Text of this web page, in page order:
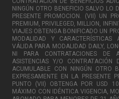
NINGÚN OTRO BENEFICIO SALVO LO
PRESENTE PROMOCION. (VII) UN
PREMIUM, PRIVILEGED, MILLION,
VIAJES OBTENGA BONIFICADO UN
MODALIDAD Y
VÁLIDA PARA MODALIDAD DAILY,
NI PARA CONTRATACIONES DE
ASISTENCIAS Y/O CONTRATACIÓN
ACUMULABLE CON NINGÚN OTRO
EXPRESAMENTE EN LA PRESENTE
PUNTO (VII) OBTENGA POR USD
MÁXIMO CON IDÉNTICA VIGENCIA,